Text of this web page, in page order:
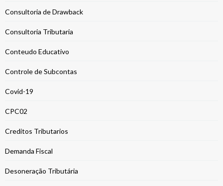
Consultoria de Drawback
Consultoria Tributaria
Conteudo Educativo
Controle de Subcontas
Covid-19
CPC02
Creditos Tributarios
Demanda Fiscal
Desoneração Tributária